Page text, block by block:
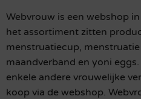
Webvrouw is een webshop
het assortiment zitten
menstruatiecup,
maandverband en yoni
enkele andere vrouwelijke
koop via de webshop.